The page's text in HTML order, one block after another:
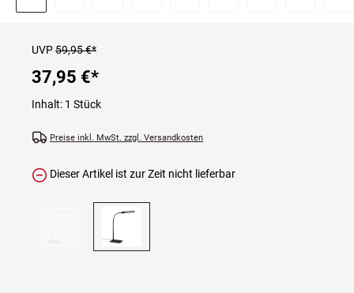
UVP59,95 €*
37,95 €*
Inhalt: 1 Stück
Preise inkl. MwSt. zzgl. Versandkosten
Dieser Artikel ist zur Zeit nicht lieferbar